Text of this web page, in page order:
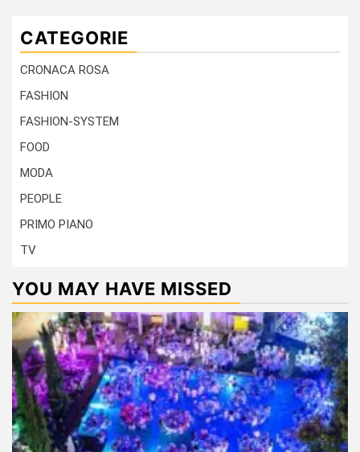
CATEGORIE
CRONACA ROSA
FASHION
FASHION-SYSTEM
FOOD
MODA
PEOPLE
PRIMO PIANO
TV
YOU MAY HAVE MISSED